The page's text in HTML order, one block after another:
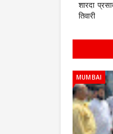
शारदा
तिवारी
MUMBAI